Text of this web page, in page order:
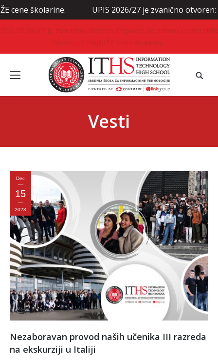
UPIS 2026/27 je zvanično otvoren: Prijavite se
2026/27 je zvanično otvoren: Prijavite se odmah i
mesto uz NAJNIŽE cene školarine.
Vesti
Dec
15
2023
Nezaboravan provod naših učenika III razreda
na ekskurziji u Italiji